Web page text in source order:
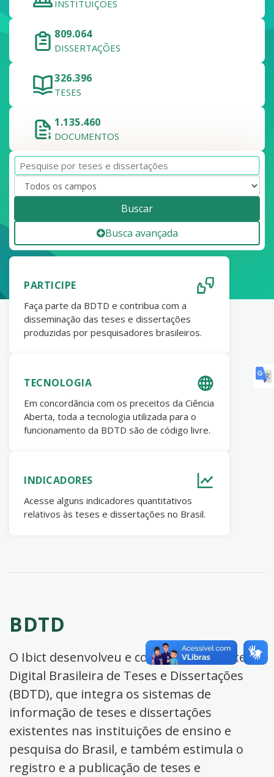
INSTITUIÇÕES
809.064
DISSERTAÇÕES
326.396
TESES
1.135.460
DOCUMENTOS
Buscar
Busca avançada
PARTICIPE
Faça parte da BDTD e contribua com a
disseminação das teses e dissertações
produzidas por pesquisadores brasileiros.
TECNOLOGIA
Em concordância com os preceitos da Ciência
Aberta, toda a tecnologia utilizada para o
funcionamento da BDTD são de código livre.
INDICADORES
Acesse alguns indicadores quantitativos
relativos às teses e dissertações no Brasil.
BDTD
O Ibict desenvolveu e coordena a Biblioteca
Digital Brasileira de Teses e Dissertações
(BDTD), que integra os sistemas de
informação de teses e dissertações
existentes nas instituições de ensino e
pesquisa do Brasil, e também estimula o
registro e a publicação de teses e